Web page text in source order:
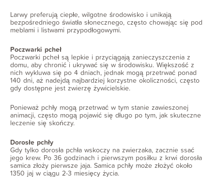
Larwy preferują ciepłe, wilgotne środowisko i unikają
bezpośredniego światła słonecznego, często chowając się pod
meblami i listwami przypodłogowymi.
Poczwarki pcheł
Poczwarki pcheł są lepkie i przyciągają zanieczyszczenia z
domu, aby chronić i ukrywać się w środowisku. Większość z
nich wykluwa się po 4 dniach, jednak mogą przetrwać ponad
140 dni, aż nadejdą najbardziej korzystne okoliczności, często
gdy dostępne jest zwierzę żywicielskie.
Ponieważ pchły mogą przetrwać w tym stanie zawieszonej
animacji, często mogą pojawić się długo po tym, jak skuteczne
leczenie się skończy.
Dorosłe pchły
Gdy tylko dorosła pchła wskoczy na zwierzaka, zacznie ssać
jego krew. Po 36 godzinach i pierwszym posiłku z krwi dorosła
samica złoży pierwsze jaja. Samica pchły może złożyć około
1350 jaj w ciągu 2-3 miesięcy życia.